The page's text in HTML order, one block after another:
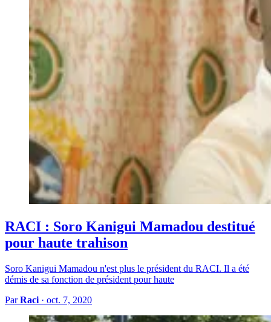
RACI : Soro Kanigui Mamadou destitué
pour haute trahison
Soro Kanigui Mamadou n'est plus le président du RACI. Il a été
démis de sa fonction de président pour haute
ParRaci · oct. 7, 2020